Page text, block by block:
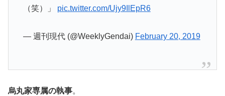
（笑）」 pic.twitter.com/Ujy9IlEpR6
— 週刊現代 (@WeeklyGendai) February 20, 2019
烏丸家専属の執事。